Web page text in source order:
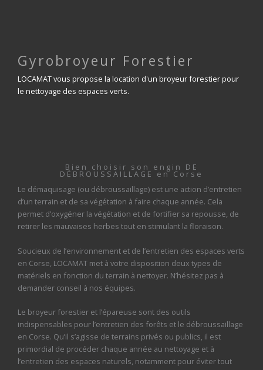
Gyrobroyeur Forestier
LOCAMAT vous propose la location d'un broyeur forestier pour
le nettoyage des espaces verts.
Bien choisir son engin DE
DÉBROUSSAILLAGE en Corse
Le démaquisage (ou débroussaillage) est une action d’entretien
d’un terrain et de sa végétation à faire chaque année. Cela
permet d’oxygéner la végétation et de fortifier sa repousse, de
retirer les mauvaises herbes tout en stimulant la floraison.
Soucieux de l’environnement et de l’entretien des espaces verts
en Corse, LOCAMAT met à votre disposition deux types de
matériels en fonction du terrain à nettoyer. N’hésitez pas à
demander conseil à nos équipes.
Le broyeur forestier et l’épareuse sont des outils
indispensables pour l’entretien des forêts et le débroussaillage
en Corse. Qu’il s’agisse de terrains privés ou publics, il est
primordial de procéder chaque année au nettoyage et à
l’entretien des espaces naturels, notamment pour éviter tout